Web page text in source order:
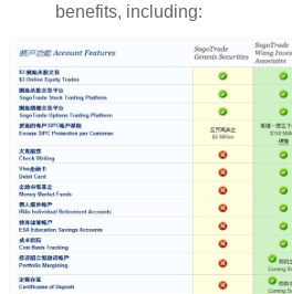
benefits, including: